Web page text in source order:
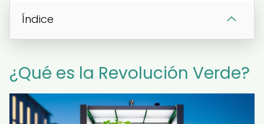
Índice
¿Qué es la Revolución Verde?